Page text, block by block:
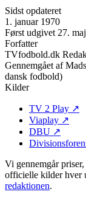
Sidst opdateret
1. januar 1970
Først udgivet 27.
Forfatter
TVfodbold.dk
Gennemgået af
dansk fodbold)
Kilder
TV 2 Play ↗
Viaplay ↗
DBU ↗
Vi gennemgår
officielle kilder hver
redaktionen.